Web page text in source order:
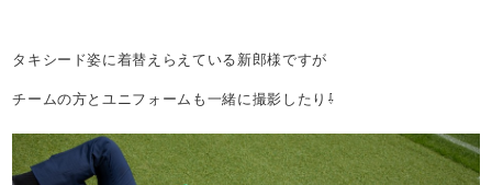
タキシード姿に着替えらえている新郎様ですが
チームの方とユニフォームも一緒に撮影したり⇩